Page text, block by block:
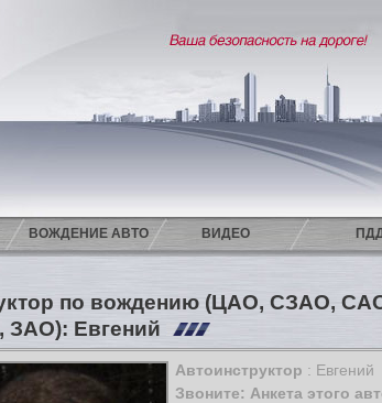
ВОЖДЕНИЕ АВТО ВИДЕО
по вождению (ЦАО, СЗАО,
Евгений
Автоинструктор : Евгений
Звоните: Анкета этого